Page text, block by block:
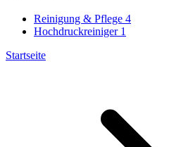
Reinigung & Pflege 4
Hochdruckreiniger 1
Startseite